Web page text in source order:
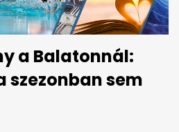
a Balatonnál:
szezonban sem